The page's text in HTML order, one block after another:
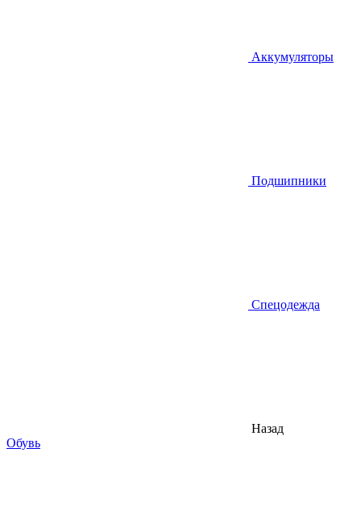
Аккумуляторы
Подшипники
Спецодежда
Назад
Обувь